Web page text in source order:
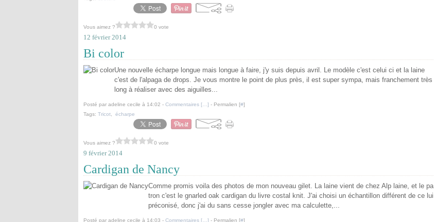
Vous aimez ? 0 vote
12 février 2014
Bi color
Une nouvelle écharpe longue mais longue à faire, j'y suis depuis avril. Le modèle c'est celui ci et la laine
c'est de l'alpaga de drops. Je vous montre le point de plus près, il est super sympa, mais franchement très
long à réaliser avec des aiguilles...
Posté par adeline cecile à 14:02 - Commentaires [ ] - Permalien [#]
Tags: Tricot écharpe
Vous aimez ? 0 vote
9 février 2014
Cardigan de Nancy
Comme promis voila des photos de mon nouveau gilet. La laine vient de chez Alp laine, et le pa
tron c'est le gnarled oak cardigan du livre costal knit. J'ai choisi un échantillon différent de ce lui
préconisé, donc j'ai du sans cesse jongler avec ma calculette,...
Posté par adeline cecile à 14:03 - Commentaires [ ] - Permalien [#]